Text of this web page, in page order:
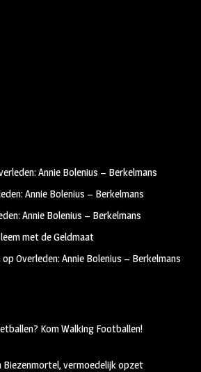
Annie Bolenius – Berkelmans
Annie Bolenius – Berkelmans
Annie Bolenius – Berkelmans
met de Geldmaat
opOverleden: Annie Bolenius – Berkelmans
Kom Walking Footballen!
Biezenmortel, vermoedelijk opzet